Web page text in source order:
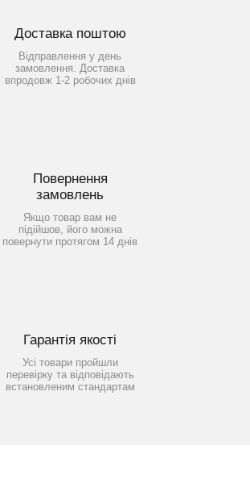
Доставка поштою
Відправлення у день
замовлення. Доставка
впродовж 1-2 робочих днів
Повернення
замовлень
Якщо товар вам не
підійшов, його можна
повернути протягом 14 днів
Гарантія якості
Усі товари пройшли
перевірку та відповідають
встановленим стандартам